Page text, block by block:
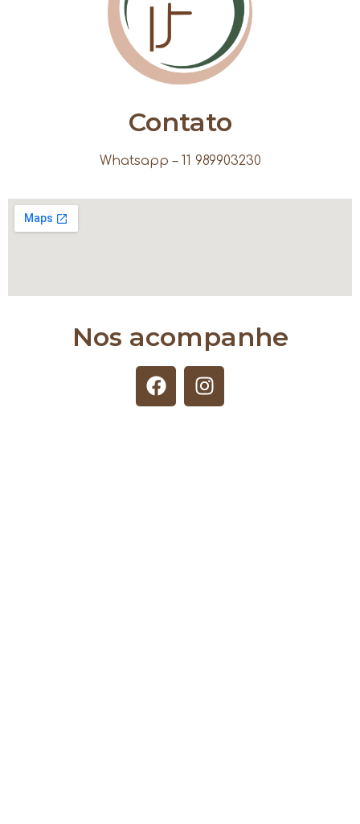
Contato
Whatsapp – 11 989903230
Nos acompanhe